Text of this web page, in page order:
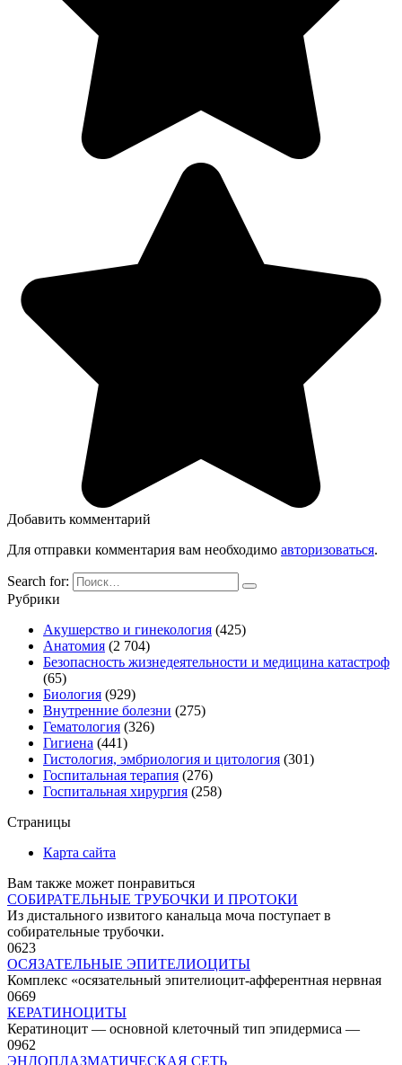
Добавить комментарий
Для отправки комментария вам необходимо авторизоваться.
Search for:
Рубрики
Акушерство и гинекология (425)
Анатомия (2 704)
Безопасность жизнедеятельности и медицина катастроф
(65)
Биология (929)
Внутренние болезни (275)
Гематология (326)
Гигиена (441)
Гистология, эмбриология и цитология (301)
Госпитальная терапия (276)
Госпитальная хирургия (258)
Страницы
Карта сайта
Вам также может понравиться
СОБИРАТЕЛЬНЫЕ ТРУБОЧКИ И ПРОТОКИ
Из дистального извитого канальца моча поступает в
собирательные трубочки.
0623
ОСЯЗАТЕЛЬНЫЕ ЭПИТЕЛИОЦИТЫ
Комплекс «осязательный эпителиоцит-афферентная нервная
0669
КЕРАТИНОЦИТЫ
Кератиноцит — основной клеточный тип эпидермиса —
0962
ЭНДОПЛАЗМАТИЧЕСКАЯ СЕТЬ